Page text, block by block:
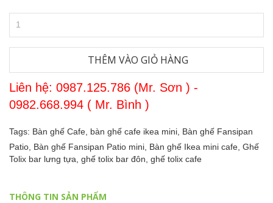
THÊM VÀO GIỎ HÀNG
Liên hệ: 0987.125.786 (Mr. Sơn ) -
0982.668.994 ( Mr. Bình )
Tags: Bàn ghế Cafe, bàn ghế cafe ikea mini, Bàn ghế Fansipan
Patio, Bàn ghế Fansipan Patio mini, Bàn ghế Ikea mini cafe, Ghế
Tolix bar lưng tựa, ghế tolix bar đôn, ghế tolix cafe
THÔNG TIN SẢN PHẨM